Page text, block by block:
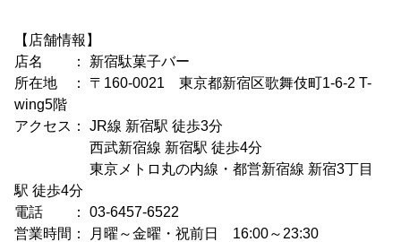
【店舗情報】
店名 ： 新宿駄菓子バー
所在地 ： 〒160-0021 東京都新宿区歌舞伎町1-6-2 T-
wing5階
アクセス： JR線 新宿駅 徒歩3分
西武新宿線 新宿駅 徒歩4分
東京メトロ丸の内線・都営新宿線 新宿3丁目
駅 徒歩4分
電話 ： 03-6457-6522
営業時間： 月曜～金曜・祝前日 16:00～23:30